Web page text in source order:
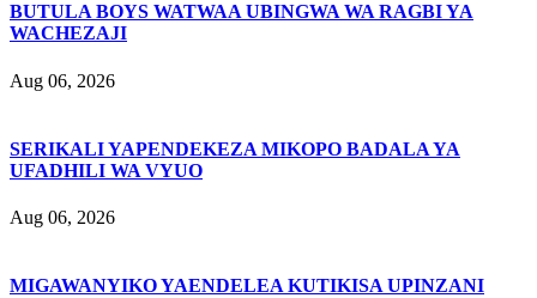
BUTULA BOYS WATWAA UBINGWA WA RAGBI YA
WACHEZAJI
Aug 06, 2026
SERIKALI YAPENDEKEZA MIKOPO BADALA YA
UFADHILI WA VYUO
Aug 06, 2026
MIGAWANYIKO YAENDELEA KUTIKISA UPINZANI